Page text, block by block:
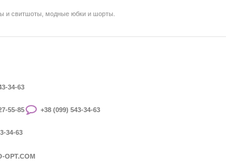
и свитшоты, модные юбки и шорты.
34-63
55-85 +38 (099) 543-34-63
34-63
OPT.COM